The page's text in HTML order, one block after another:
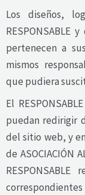
Los diseños,
pertenecen a
mismos
que pudiera
El
puedan redirigir
del sitio web, y
de ASOCIACIÓN